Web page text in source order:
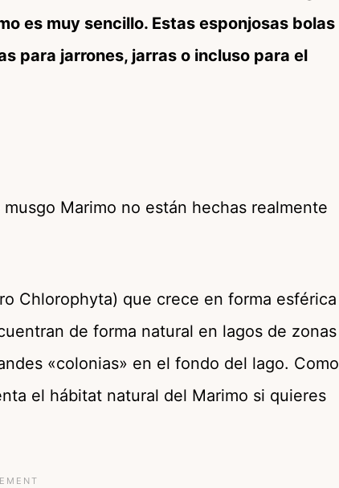
es muy sencillo. Estas esponjosas bolas
para jarrones, jarras o incluso para el
Marimo no están hechas realmente
Chlorophyta) que crece en forma esférica
de forma natural en lagos de zonas
«colonias» en el fondo del lago. Como
el hábitat natural del Marimo si quieres